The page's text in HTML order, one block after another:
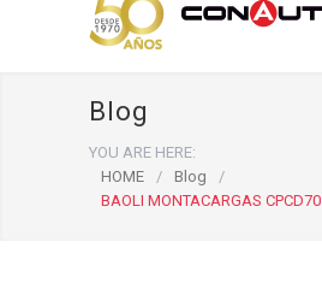
Blog
YOU ARE HERE:
HOME
/ Blog
/
BAOLI MONTACARGAS CPCD70